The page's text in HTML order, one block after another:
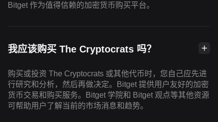
Bitget 作为值得信赖的加密货币购买平台。
我应该购买 The Cryptocrats 吗？
购买或投资 The Cryptocrats 或其他代币时，您自己应先进
行研究和分析，然后再做决定。Bitget 提供用户友好的加密
货币交易和购买服务。Bitget 学院和 Bitget 观点等其他资源
可帮助用户了解当前的市场消息和趋势。